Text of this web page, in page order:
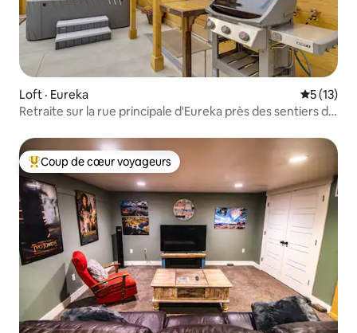
Loft · Eureka Note
5 (13)
Retraite sur la rue principale d'Eureka près des sentiers de
Coup de cœur voyageurs parmi les plus aimés
Coup de cœur voyageurs